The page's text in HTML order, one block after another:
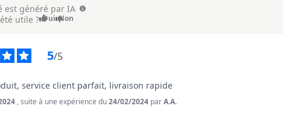
est généré par IA
utile ? Oui Non
5/5
service client parfait, livraison rapide
, suite à une expérience du24/02/2024 parA.A.